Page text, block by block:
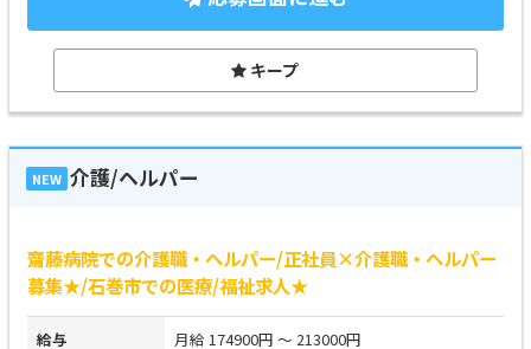
キープ
NEW 介護/ヘルパー
齋藤病院での介護職・ヘルパー/正社員×介護職・ヘルパー
募集★/石巻市での医療/福祉求人★
給与 月給 174900円 ～ 213000円